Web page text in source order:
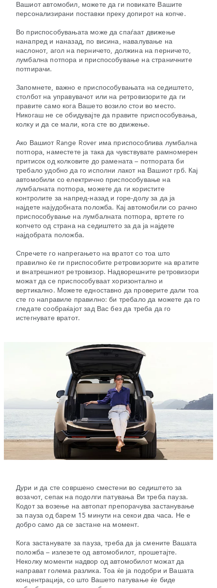
Вашиот автомобил, можете да ги повикате Вашите
персонализирани поставки преку допирот на копче.
Во приспособувањата може да спаѓаат движење
нанапред и наназад, по висина, навалување на
наслонот, агол на перничето, должина на перничето,
лумбална потпора и приспособување на страничните
потпирачи.
Запомнете, важно е приспособувањата на седиштето,
столбот на управувачот или на ретровизорите да ги
правите само кога Вашето возило стои во место.
Никогаш не се обидувајте да правите приспособувања,
колку и да се мали, кога сте во движење.
Ако Вашиот Range Rover има приспособлива лумбална
потпора, наместете ја така да чувствувате рамномерен
притисок од колковите до рамената – потпората би
требало удобно да го исполни лакот на Вашиот грб. Кај
автомобили со електрично приспособување на
лумбалната потпора, можете да ги користите
контролите за напред-назад и горе-долу за да ја
најдете најудобната положба. Кај автомобили со рачно
приспособување на лумбалната потпора, вртете го
копчето од страна на седиштето за да ја најдете
најдобрата положба.
Спречете го напрегањето на вратот со тоа што
правилно ќе ги приспособите ретровизорите на вратите
и внатрешниот ретровизор. Надворешните ретровизори
можат да се приспособуваат хоризонтално и
вертикално. Можете едноставно да проверите дали тоа
сте го направиле правилно: би требало да можете да го
гледате сообраќајот зад Вас без да треба да го
истегнувате вратот.
Дури и да сте совршено сместени во седиштето за
возачот, сепак на подолги патувања Ви треба пауза.
Кодот за возење на автопат препорачува застанување
за пауза од барем 15 минути на секои два часа. Не е
добро само да се застане на момент.
Кога застанувате за пауза, треба да ја смените Вашата
положба – излезете од автомобилот, прошетајте.
Неколку моменти надвор од автомобилот можат да
направат голема разлика. Тоа ќе ја подобри и Вашата
концентрација, со што Вашето патување ќе биде